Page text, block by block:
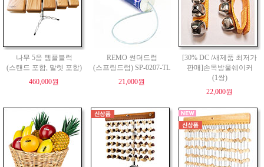
나무 5음 템플블럭
(스탠드 포함, 말렛 포함)
460,000원
REMO 썬더드럼
(스프링드럼) SP-0207-TL
21,000원
[30% DC /새제품 최저가
판매]손목방울쉐이커
(1쌍)
22,000원